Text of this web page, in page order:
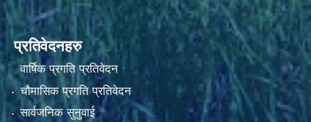
प्रतिवेदनहरु
वार्षिक प्रगति प्रतिवेदन
चौमासिक प्रगति प्रतिवेदन
सार्वजनिक सुनुवाई